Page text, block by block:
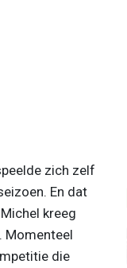
zich zelf
En dat
kreeg
Momenteel
die